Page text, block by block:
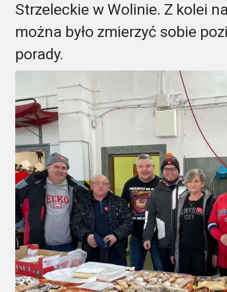
Strzeleckie w Wolinie. Z kolei
można było zmierzyć sobie
porady.